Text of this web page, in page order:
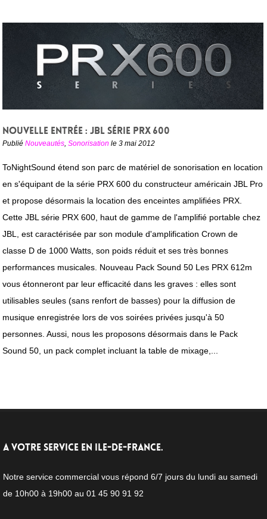
Nouvelle entrée : JBL série PRX 600
Publié Nouveautés, Sonorisation le 3 mai 2012
ToNightSound étend son parc de matériel de sonorisation en location
en s'équipant de la série PRX 600 du constructeur américain JBL Pro
et propose désormais la location des enceintes amplifiées PRX.
Cette JBL série PRX 600, haut de gamme de l'amplifié portable chez
JBL, est caractérisée par son module d'amplification Crown de
classe D de 1000 Watts, son poids réduit et ses très bonnes
performances musicales. Nouveau Pack Sound 50 Les PRX 612m
vous étonneront par leur efficacité dans les graves : elles sont
utilisables seules (sans renfort de basses) pour la diffusion de
musique enregistrée lors de vos soirées privées jusqu'à 50
personnes. Aussi, nous les proposons désormais dans le Pack
Sound 50, un pack complet incluant la table de mixage,...
A VOTRE SERVICE EN ILE-DE-FRANCE.
Notre service commercial vous répond 6/7 jours du lundi au samedi
de 10h00 à 19h00 au 01 45 90 91 92